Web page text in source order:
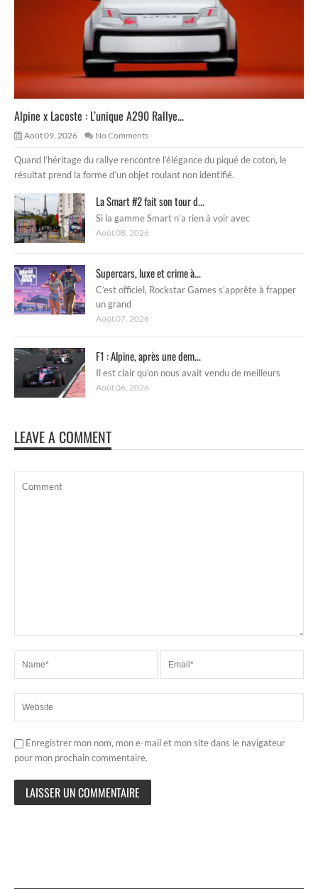
Alpine x Lacoste : L’unique A290 Rallye...
Août 09, 2026 No Comments
Quand l’héritage du rallye rencontre l’élégance du piqué de coton, le
résultat prend la forme d’un objet roulant non identifié.
La Smart #2 fait son tour d...
Si la gamme Smart n’a rien à voir avec
Août 08, 2026
Supercars, luxe et crime à...
C’est officiel, Rockstar Games s’apprête à frapper
un grand
Août 07, 2026
F1 : Alpine, après une dem...
Il est clair qu’on nous avait vendu de meilleurs
Août 06, 2026
LEAVE A COMMENT
Enregistrer mon nom, mon e-mail et mon site dans le navigateur
pour mon prochain commentaire.